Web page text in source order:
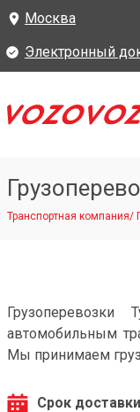
Москва
Электронный
Транспортная компания/
Грузоперевозки
автомобильным
Мы принимаем
Срок доставки